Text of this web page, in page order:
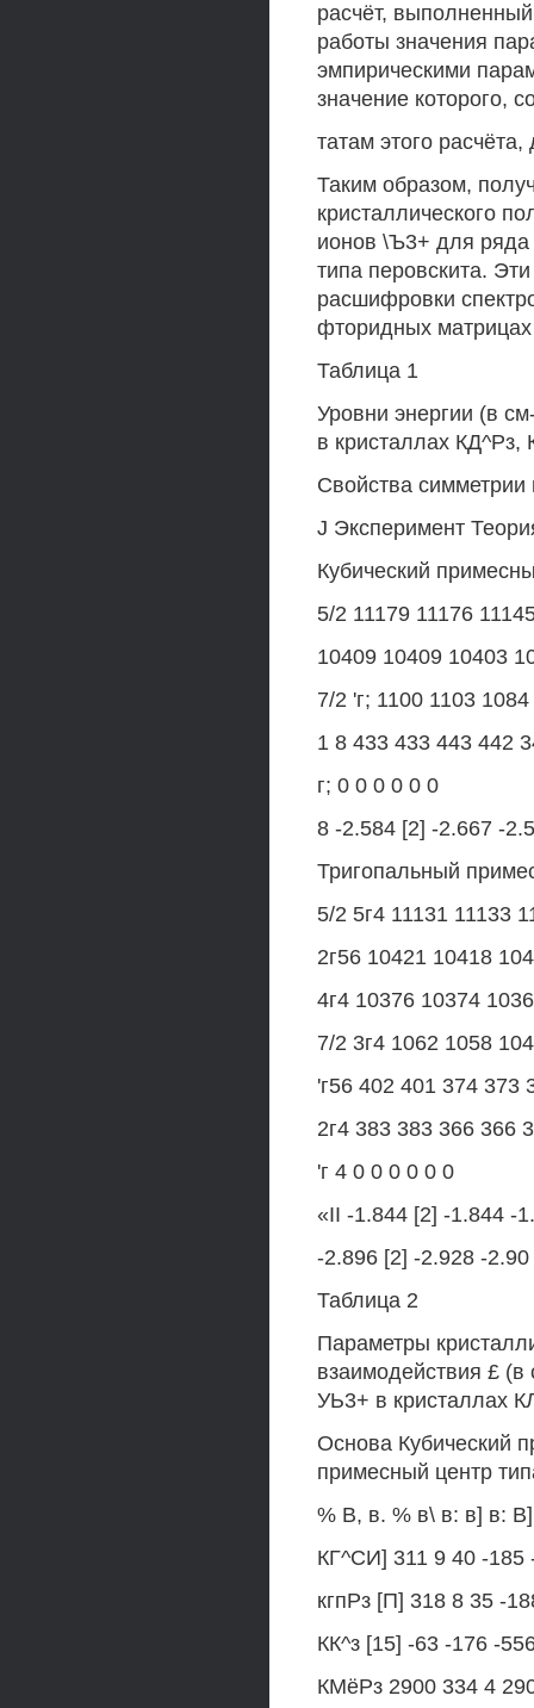
расчёт,
работы значения
эмпирическими
значение которого,
татам этого
Таким образом,
кристаллического
ионов \Ъ3+ для ряда
типа перовскита.
расшифровки
фторидных матрицах
Таблица 1
Уровни энергии (в
в кристаллах КД^Рз,
Свойства
J Эксперимент
Кубический
5/2 11179 11176
10409 10409 10403
7/2 'г; 1100 1103
1 8 433 433 443 442
г; 0 0 0 0 0 0
8 -2.584 [2] -2.667 -
Тригопальный
5/2 5г4 11131 11133
2г56 10421 10418
4г4 10376 10374
7/2 3г4 1062 1058
'г56 402 401 374 373
2г4 383 383 366 366
'г 4 0 0 0 0 0 0
«II -1.844 [2] -1.844 -
-2.896 [2] -2.928 -
Таблица 2
Параметры
взаимодействия £ (в
УЬ3+ в кристаллах
Основа Кубический
примесный центр
% В, в. % в\ в: в] в:
КГ^СИ] 311 9 40 -185
кгпРз [П] 318 8 35 -
КК^з [15] -63 -176 -
КМёРз 2900 334 4